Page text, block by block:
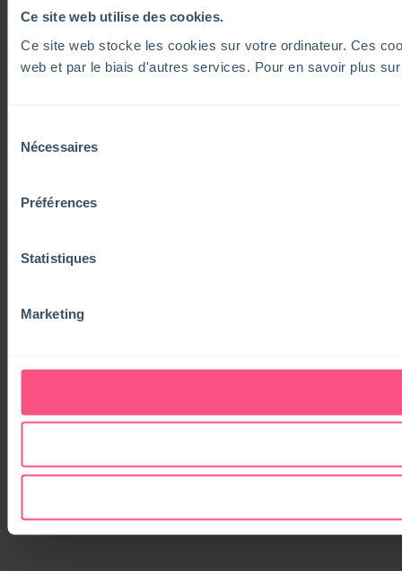
Ce site web utilise des cookies.
Ce site web stocke les cookies sur votre ordinateur. Ces
web et par le biais d'autres services. Pour en savoir plus
Nécessaires
Préférences
Statistiques
Marketing